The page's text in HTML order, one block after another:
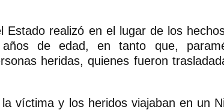
Estado realizó en el lugar de los
de edad, en tanto que,
heridas, quienes fueron
víctima y los heridos viajaban en un